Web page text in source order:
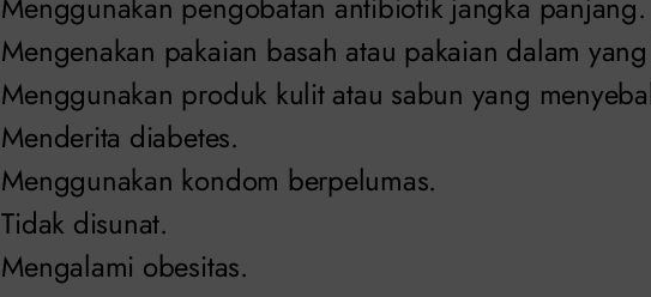
Mengenakan pakaian basah atau pakaian dalam
Menggunakan produk kulit atau sabun yang
Menderita diabetes.
Menggunakan kondom berpelumas.
Tidak disunat.
Mengalami obesitas.